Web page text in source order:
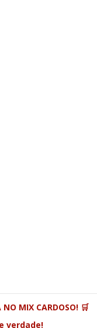
NO MIX CARDOSO! 🛒
verdade!